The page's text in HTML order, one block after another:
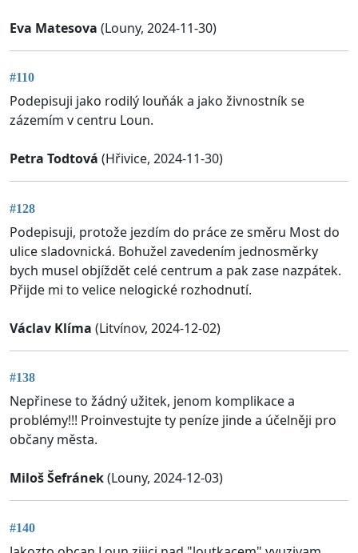
Eva Matesova (Louny, 2024-11-30)
#110
Podepisuji jako rodilý louňák a jako živnostník se
zázemím v centru Loun.
Petra Todtová (Hřivice, 2024-11-30)
#128
Podepisuji, protože jezdím do práce ze směru Most do
ulice sladovnická. Bohužel zavedením jednosměrky
bych musel objíždět celé centrum a pak zase nazpátek.
Přijde mi to velice nelogické rozhodnutí.
Václav Klíma (Litvínov, 2024-12-02)
#138
Nepřinese to žádný užitek, jenom komplikace a
problémy!!! Proinvestujte ty peníze jinde a účelněji pro
občany města.
Miloš Šefránek(Louny, 2024-12-03)
#140